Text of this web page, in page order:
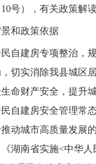
10号），有关政策解
和政策依据
自建房专项整治，
切实消除我县城区
命财产安全，提升
自建房安全管理常
动城市高质量发展
湖南省实施<中华